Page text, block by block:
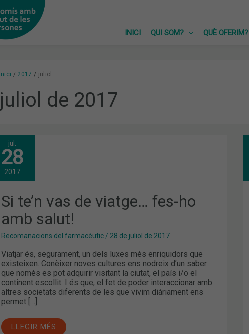
INICI
QUI SOM? QUÈ OFERIM?
Inici 2017 juliol
juliol de 2017
jul.
28
2017
Si te’n vas de viatge… fes-ho
amb salut!
Recomanacions del farmacèutic/ 28 de juliol de 2017
Viatjar és, segurament, un dels luxes més enriquidors que
existeixen. Conèixer noves cultures ens nodreix d’un saber
que només es pot adquirir visitant la ciutat, el país i/o el
continent escollit. I és que, el fet de poder interaccionar amb
altres societats diferents de les que vivim diàriament ens
permet […]
SI
TE’N
VAS
DE
VIATGE…
HO
AMB
SALUT!
LLEGIR MÉS